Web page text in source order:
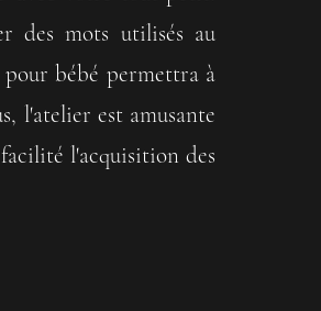
des mots utilisés au
pour bébé permettra à
l'atelier est amusante
l'acquisition des